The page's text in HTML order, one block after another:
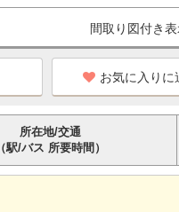
間取り図付き
お気に入りに
所在地/交通
（駅/バス 所要時間）